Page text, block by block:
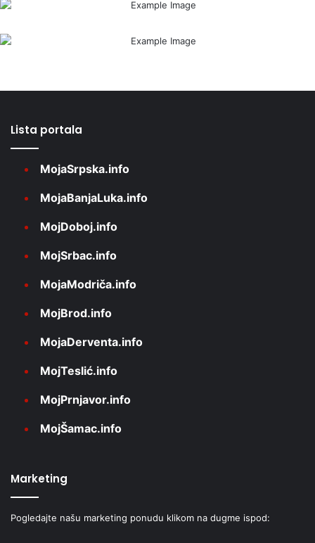
Lista portala
MojaSrpska.info
MojaBanjaLuka.info
MojDoboj.info
MojSrbac.info
MojaModriča.info
MojBrod.info
MojaDerventa.info
MojTeslić.info
MojPrnjavor.info
MojŠamac.info
Marketing
Pogledajte našu marketing ponudu klikom na dugme ispod: